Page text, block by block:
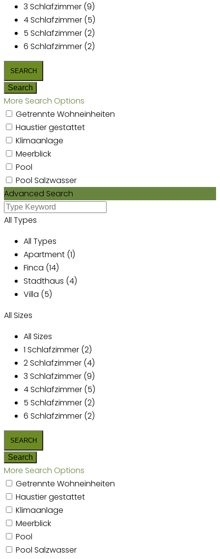
3 Schlafzimmer (9)
4 Schlafzimmer (5)
5 Schlafzimmer (2)
6 Schlafzimmer (2)
More Search Options
Getrennte Wohneinheiten
Haustier gestattet
Klimaanlage
Meerblick
Pool
Pool Salzwasser
Advanced Search
All Types
All Types
Apartment (1)
Finca (14)
Stadthaus (4)
Villa (5)
All Sizes
All Sizes
1 Schlafzimmer (2)
2 Schlafzimmer (4)
3 Schlafzimmer (9)
4 Schlafzimmer (5)
5 Schlafzimmer (2)
6 Schlafzimmer (2)
More Search Options
Getrennte Wohneinheiten
Haustier gestattet
Klimaanlage
Meerblick
Pool
Pool Salzwasser